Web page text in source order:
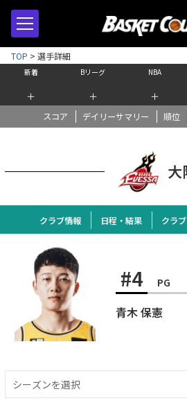
新着
＋
Bリーグ
＋
NBA
＋
スコア デイリーサマリー 順位
TOP > 選手詳細
大
クラブ情報 日程・結果 クラ
#4 PG
青木 保憲